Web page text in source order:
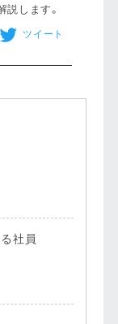
します。
ツイート
社員